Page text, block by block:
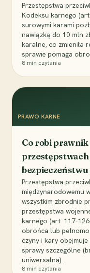
Przestępstwa
Kodeksu karnego
surowymi karami
nawiązką do 10 mln
karalne, co zmieniła
sprawie pomaga
8 min czytania
PRAWO KARNE
Co robi
Przestępstwa
międzynarodowemu
wszystkim zbrodnie
przestępstwa
karnego (art. 117-
obrońca lub
czyny i kary
sprawy szczególne
uniwersalna).
8 min czytania